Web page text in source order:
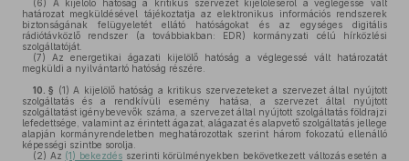
(6) A kijelölő hatóság a kritikus szervezet kijelöléséről a véglegessé vált
határozat megküldésével tájékoztatja az elektronikus információs rendszerek
biztonságának felügyeletét ellátó hatóságokat és az egységes digitális
rádiótávközlő rendszer (a továbbiakban: EDR) kormányzati célú hírközlési
szolgáltatóját.
(7) Az energetikai ágazati kijelölő hatóság a véglegessé vált határozatát
megküldi a nyilvántartó hatóság részére.
10. § (1) A kijelölő hatóság a kritikus szervezeteket a szervezet által nyújtott
szolgáltatás és a rendkívüli esemény hatása, a szervezet által nyújtott
szolgáltatást igénybevevők száma, a szervezet által nyújtott szolgáltatás földrajzi
lefedettsége, valamint az érintett ágazat, alágazat és alapvető szolgáltatás jellege
alapján kormányrendeletben meghatározottak szerint három fokozatú ellenálló
képességi szintbe sorolja.
(2) Az (1) bekezdés szerinti körülményekben bekövetkezett változás esetén a